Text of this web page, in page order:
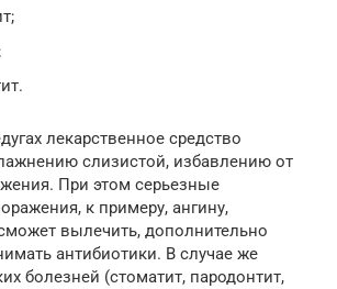
лекарственное средство
слизистой, избавлению от
При этом серьезные
к примеру, ангину,
вылечить, дополнительно
антибиотики. В случае же
болезней (стоматит, пародонтит,